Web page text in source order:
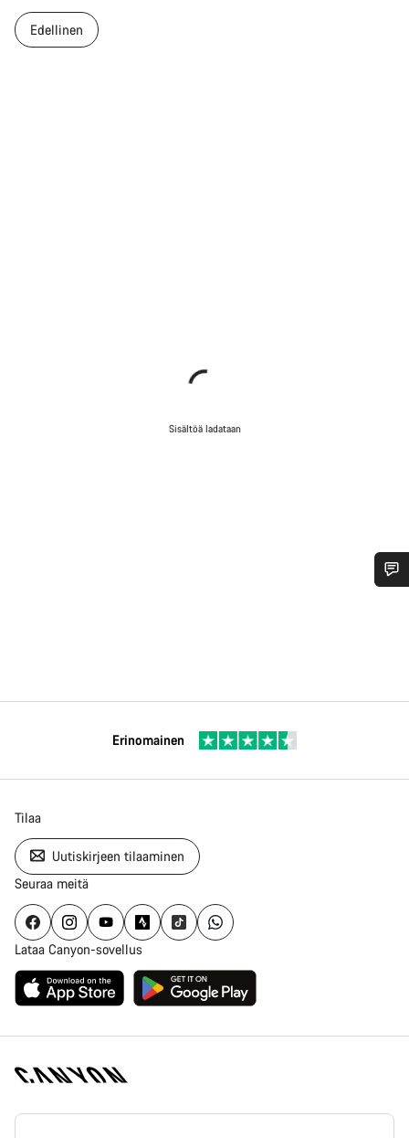
Edellinen
Sisältöä ladataan
Erinomainen
Tilaa
Uutiskirjeen tilaaminen
Seuraa meitä
Lataa Canyon-sovellus
Canyon